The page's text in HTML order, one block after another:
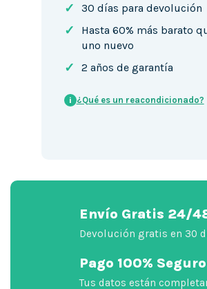
✓ 30 días para devolución
✓
Hasta 60% más barato
uno nuevo
✓ 2 años de garantía
i ¿Qué es un reacondicionado?
Envío Gratis 24/
Devolución gratis en 30
Pago 100% Seguro
Tus datos están